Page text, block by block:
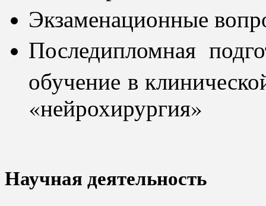
Экзаменационные
Последипломная
обучение в
«нейрохирургия»
Научная деятельность